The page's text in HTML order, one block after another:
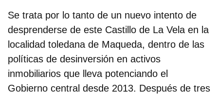
Se trata por lo tanto de un nuevo intento de
desprenderse de este Castillo de La Vela en la
localidad toledana de Maqueda, dentro de las
políticas de desinversión en activos
inmobiliarios que lleva potenciando el
Gobierno central desde 2013. Después de tres